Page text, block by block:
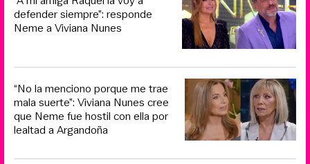
defender siempre”: responde
Neme a Viviana Nunes
“No la menciono porque me trae
mala suerte”: Viviana Nunes cree
que Neme fue hostil con ella por
lealtad a Argandoña